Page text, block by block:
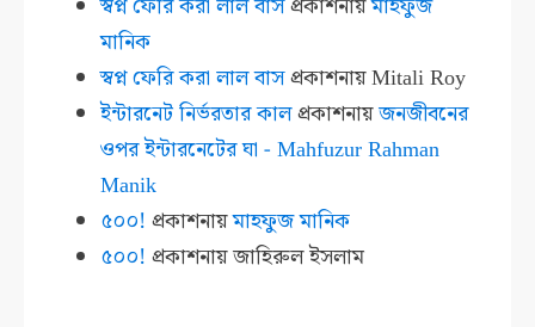
মানিক
স্বপ্ন ফেরি করা লাল বাসপ্রকাশনায়Mitali Roy
ইন্টারনেট নির্ভরতার কালপ্রকাশনায়জনজীবনের
ওপর ইন্টারনেটের ঘা - Mahfuzur Rahman
Manik
৫০০! প্রকাশনায়মাহফুজ মানিক
৫০০! প্রকাশনায়জাহিরুল ইসলাম